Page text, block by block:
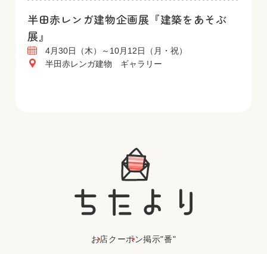
半田赤レンガ建物企画展『建築をあそぶ
展』
4月30日（木）～10月12日（月・祝）
半田赤レンガ建物 ギャラリー
お店クーポン掲示"番"